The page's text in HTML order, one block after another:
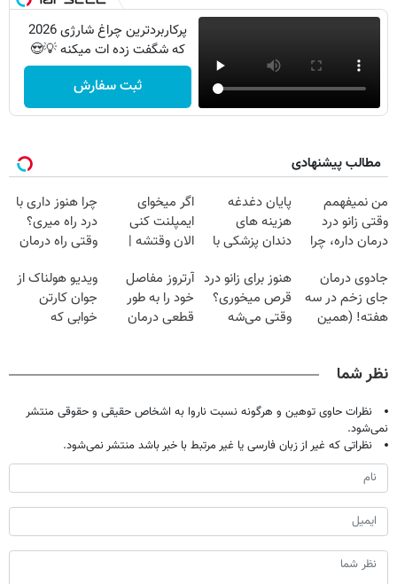
پرکاربردترین چراغ شارژی 2026
که شگفت زده ات میکنه 💡😍
ثبت سفارش
مطالب پیشنهادی
من نمیفهمم
وقتی زانو درد
درمان داره، چرا
تحمل میکنی؟❗
پایان دغدغه
هزینه های
دندان پزشکی با
خانگی
اگر میخوای
ایمپلنت کنی
الان وقتشه |
میلیون تومان!!!
چرا هنوز داری با
درد راه میری؟
وقتی راه درمان
جادوی درمان
جای زخم در سه
هفته! (همین
هنوز برای زانو درد
قرص میخوری؟
وقتی می‌شه
آرتروز مفاصل
خود را به طور
قطعی درمان
ویدیو هولناک از
جوان کارتن
خوابی که
نظر شما
نظرات حاوی توهین و هرگونه نسبت ناروا به اشخاص حقیقی و حقوقی منتشر
نمی‌شود.
نظراتی که غیر از زبان فارسی یا غیر مرتبط با خبر باشد منتشر نمی‌شود.